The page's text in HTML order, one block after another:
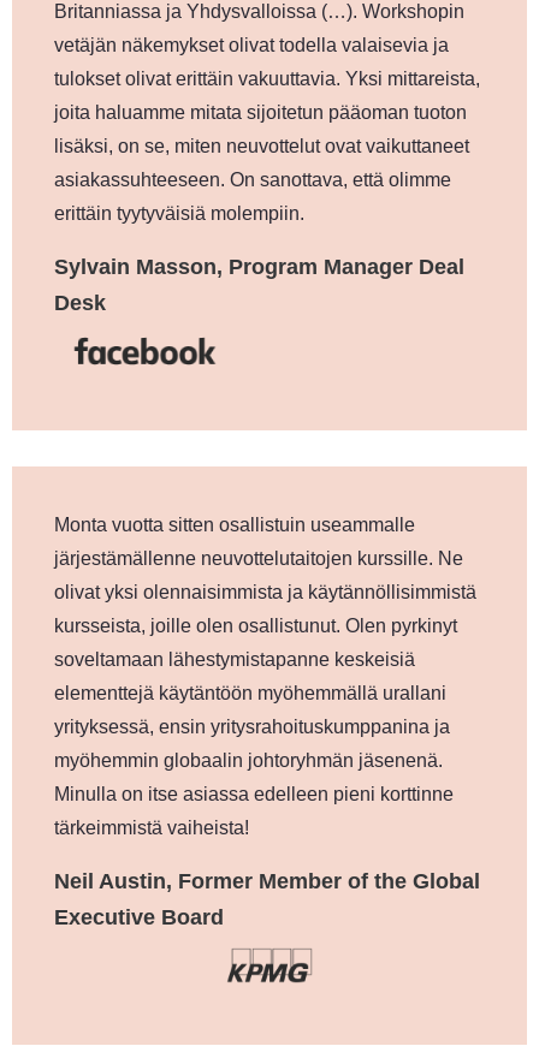
Britanniassa ja Yhdysvalloissa (…). Workshopin
vetäjän näkemykset olivat todella valaisevia ja
tulokset olivat erittäin vakuuttavia. Yksi mittareista,
joita haluamme mitata sijoitetun pääoman tuoton
lisäksi, on se, miten neuvottelut ovat vaikuttaneet
asiakassuhteeseen. On sanottava, että olimme
erittäin tyytyväisiä molempiin.
Sylvain Masson, Program Manager Deal
Desk
Monta vuotta sitten osallistuin useammalle
järjestämällenne neuvottelutaitojen kurssille. Ne
olivat yksi olennaisimmista ja käytännöllisimmistä
kursseista, joille olen osallistunut. Olen pyrkinyt
soveltamaan lähestymistapanne keskeisiä
elementtejä käytäntöön myöhemmällä urallani
yrityksessä, ensin yritysrahoituskumppanina ja
myöhemmin globaalin johtoryhmän jäsenenä.
Minulla on itse asiassa edelleen pieni korttinne
tärkeimmistä vaiheista!
Neil Austin, Former Member of the Global
Executive Board